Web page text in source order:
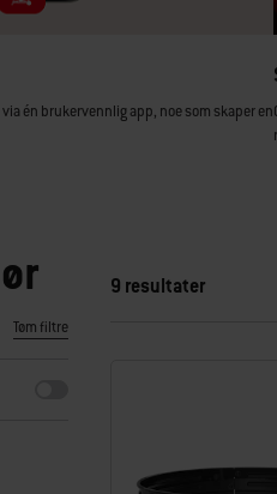
én brukervennlig app, noe som skaper en
siden med nye resultater.
Tøm filtre
9 resultater